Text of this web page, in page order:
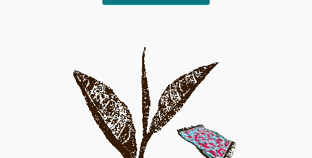
auf.
Die
der
Produktseite